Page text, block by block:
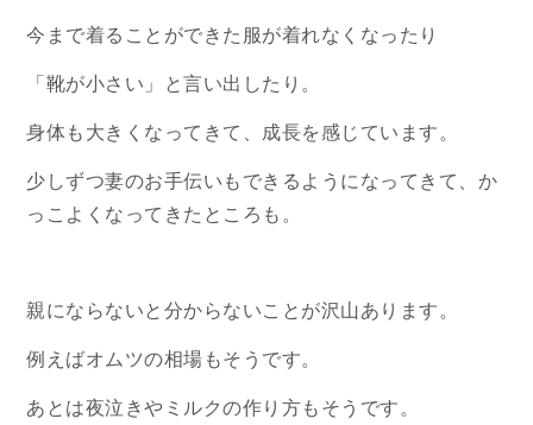
今まで着ることができた服が着れなくなったり
「靴が小さい」と言い出したり。
身体も大きくなってきて、成長を感じています。
少しずつ妻のお手伝いもできるようになってきて、か
っこよくなってきたところも。
親にならないと分からないことが沢山あります。
例えばオムツの相場もそうです。
あとは夜泣きやミルクの作り方もそうです。